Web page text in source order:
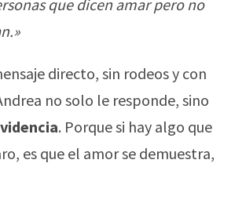
que dicen amar pero no
directo, sin rodeos y con
no solo le responde, sino
. Porque si hay algo que
es que el amor se demuestra,